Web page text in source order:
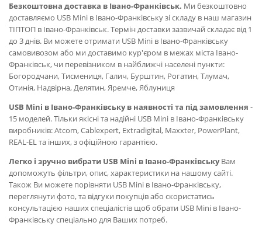
Безкоштовна доставка в Івано-Франківськ. Ми безкоштовно
доставляємо USB Mini в Івано-Франківську зі складу в наш магазин
ТІПТОП в Івано-Франківськ. Термін доставки зазвичай складає від 1
до 3 днів. Ви можете отримати USB Mini в Івано-Франківську
самовивозом або ми доставимо кур'єром в межах міста Івано-
Франківськ, чи перевізником в найближчі населені пункти:
Богородчани, Тисмениця, Галич, Бурштин, Рогатин, Тлумач,
Отинія, Надвірна, Делятин, Яремче, Яблуниця
USB Mini в Івано-Франківську в наявності та під замовлення -
15 моделей. Тільки якісні та надійні USB Mini в Івано-Франківську
виробників: Atcom, Cablexpert, Extradigital, Maxxter, PowerPlant,
REAL-EL та інших, з офіційною гарантією.
Легко і зручно вибрати USB Mini в Івано-ФранківськуВам
допоможуть фільтри, опис, характеристики на нашому сайті.
Також Ви можете порівняти USB Mini в Івано-Франківську,
переглянути фото, та відгуки покупців або скористатись
консультацією наших спеціалістів щоб обрати USB Mini в Івано-
Франківську спеціально для Ваших потреб.